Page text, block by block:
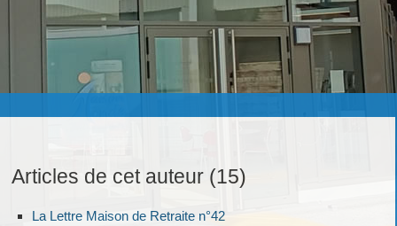
Articles de cet auteur (15)
La Lettre Maison de Retraite n°42